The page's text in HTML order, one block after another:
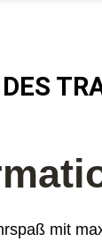
mit